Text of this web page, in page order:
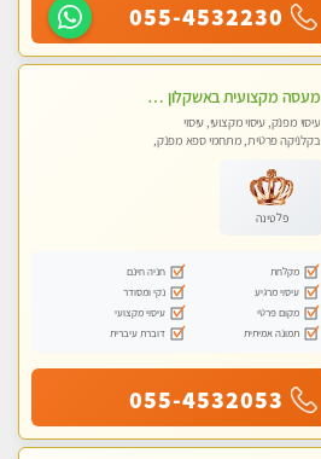
055-4532230
מעסה מקצועית באשקלון מסאז' מפנק ומשחרר ומרגיע באווירה נעימה ושקטה
עיסוי מפנק, עיסוי מקצועי, עיסוי
בקלניקה פרטית, מתחמי ספא מפנק,
פלטינה
מקלחת
חניה חינם
עיסוי מרגיע
נקי ומסודר
מקום פרטי
עיסוי מקצועי
תמונה אמיתית
דוברת עיברית
055-4532053